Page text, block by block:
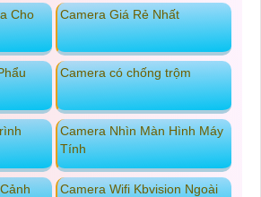
Cho
Camera Giá Rẻ Nhất
Camera có chống trộm
Camera Nhìn Màn Hình Máy
Tính
Camera Wifi Kbvision Ngoài